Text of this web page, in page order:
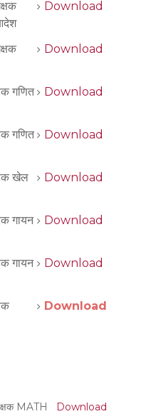
Download
Download
गणित
Download
गणित
Download
खेल
Download
गायन
Download
गायन
Download
Download
MATH
Download